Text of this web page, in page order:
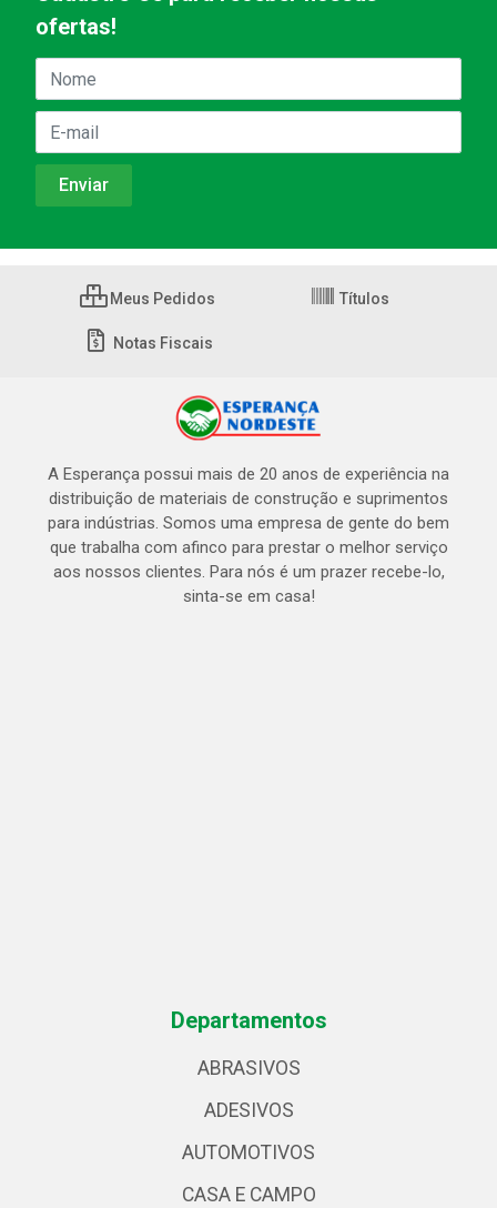
ofertas!
Meus Pedidos Títulos
Notas Fiscais
A Esperança possui mais de 20 anos de experiência na
distribuição de materiais de construção e suprimentos
para indústrias. Somos uma empresa de gente do bem
que trabalha com afinco para prestar o melhor serviço
aos nossos clientes. Para nós é um prazer recebe-lo,
sinta-se em casa!
Departamentos
ABRASIVOS
ADESIVOS
AUTOMOTIVOS
CASA E CAMPO